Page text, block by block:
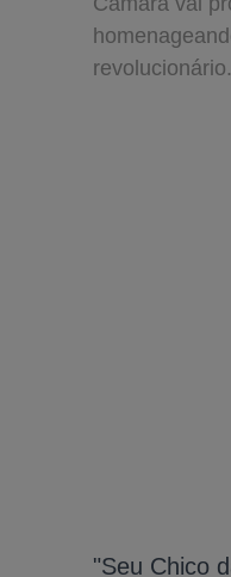
revolucionário.
"Seu Chico